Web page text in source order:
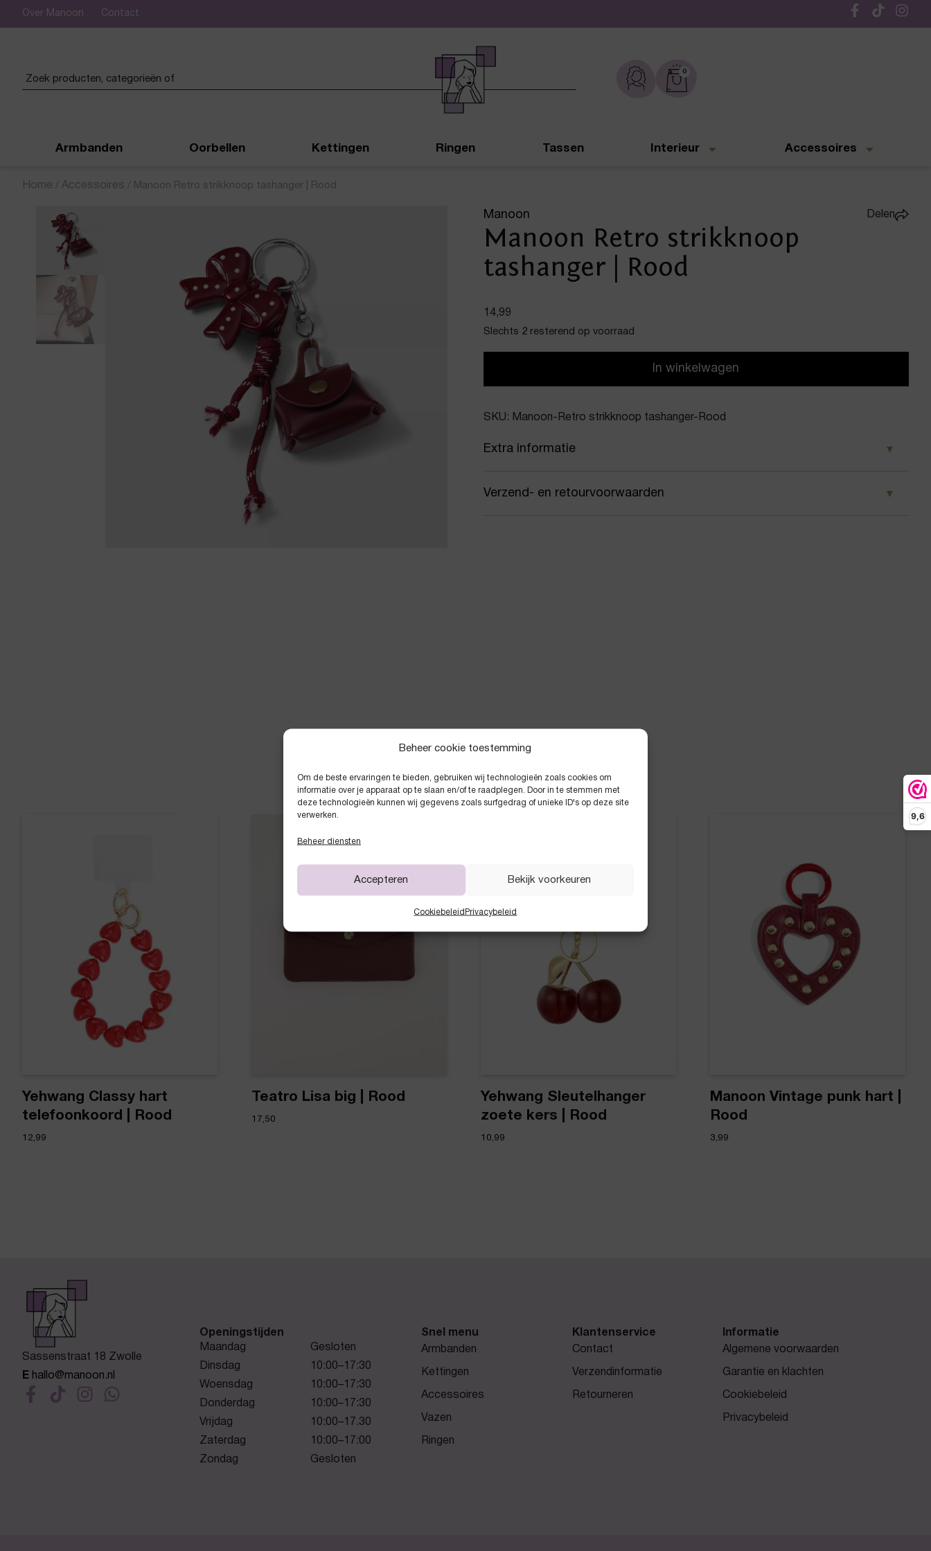
9,6
Beheer cookie toestemming
Om de beste ervaringen te bieden, gebruiken wij technologieën zoals cookies om
informatie over je apparaat op te slaan en/of te raadplegen. Door in te stemmen met
deze technologieën kunnen wij gegevens zoals surfgedrag of unieke ID's op deze site
verwerken.
Beheer diensten
Accepteren Bekijk voorkeuren
Cookiebeleid Privacybeleid
Over Manoon Contact
De leukste sieraden online en in de winkel Gratis verzending vanaf € 50,-
0
Armbanden Oorbellen Kettingen Ringen Tassen Interieur Accessoires
Home / Accessoires / Manoon Retro strikknoop tashanger | Rood
Manoon
Manoon Retro strikknoop
tashanger | Rood
Delen
14,99
Slechts 2 resterend op voorraad
In winkelwagen
SKU: Manoon-Retro strikknoop tashanger-Rood
Extra informatie
Kleur Rood
Verzend- en retourvoorwaarden
Anderen kochten ook
Yehwang Classy hart
telefoonkoord | Rood
12,99
Teatro Lisa big | Rood
17,50
Yehwang Sleutelhanger
zoete kers | Rood
10,99
Manoon Vintage punk hart |
Rood
3,99
Sassenstraat 18 Zwolle
E hallo@manoon.nl
Openingstijden
Maandag
Gesloten
Dinsdag
10:00–17:30
Woensdag
10:00–17:30
Donderdag
10:00–17:30
Vrijdag
10:00–17.30
Zaterdag
10:00–17:00
Zondag
Gesloten
Snel menu
Armbanden
Kettingen
Accessoires
Vazen
Ringen
Klantenservice
Contact
Verzendinformatie
Retourneren
Informatie
Algemene voorwaarden
Garantie en klachten
Cookiebeleid
Privacybeleid